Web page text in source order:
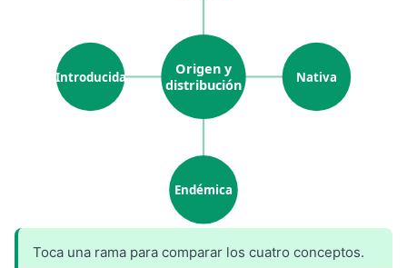
Origen y
distribución Nativa
Endémica
Introducida
Toca una rama para comparar los cuatro conceptos.